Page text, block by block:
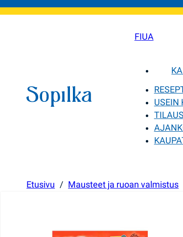
FIUA
USEIN
Etusivu / Mausteet ja ruoan valmistus